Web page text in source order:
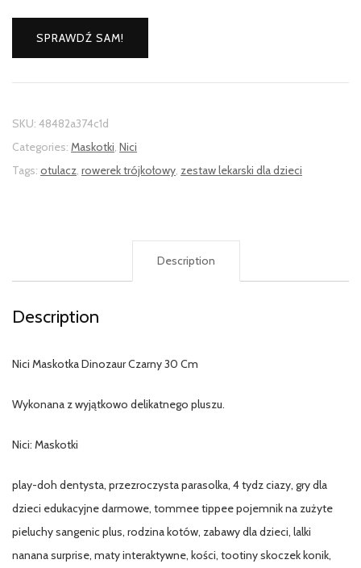
SPRAWDŹ SAM!
SKU: 48482a374c1d
Categories: Maskotki, Nici
Tags: otulacz, rowerek trójkołowy, zestaw lekarski dla dzieci
Description
Description
Nici Maskotka Dinozaur Czarny 30 Cm
Wykonana z wyjątkowo delikatnego pluszu.
Nici: Maskotki
play-doh dentysta, przezroczysta parasolka, 4 tydz ciazy, gry dla
dzieci edukacyjne darmowe, tommee tippee pojemnik na zużyte
pieluchy sangenic plus, rodzina kotów, zabawy dla dzieci, lalki
nanana surprise, maty interaktywne, kości, tootiny skoczek konik,